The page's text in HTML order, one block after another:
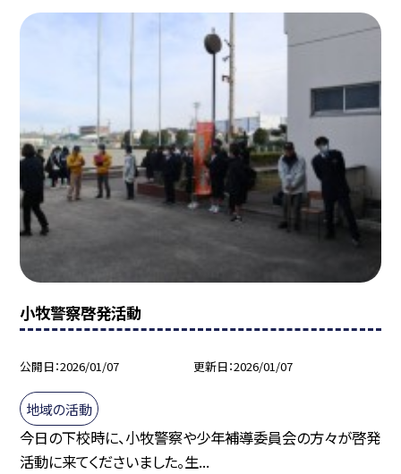
小牧警察啓発活動
公開日 2026/01/07 更新日 2026/01/07
地域の活動
今日の下校時に、小牧警察や少年補導委員会の方々が啓発
活動に来てくださいました。生...